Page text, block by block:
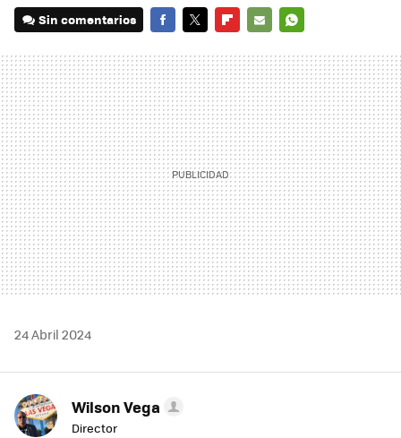
Sin comentarios
MAIL
24 Abril 2024
Wilson Vega
Director